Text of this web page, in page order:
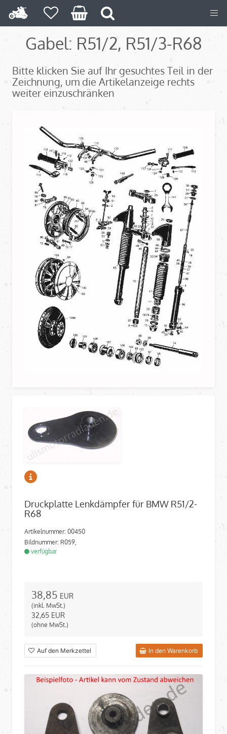
Gabel: R51/2, R51/3-R68
Bitte klicken Sie auf Ihr gesuchtes Teil in der
Zeichnung, um die Artikelanzeige rechts
weiter einzuschränken
Druckplatte Lenkdämpfer für BMW R51/2-
R68
Artikelnummer: 00450
Bildnummer: R059,
verfügbar
38,85 EUR
(inkl. MwSt.)
32,65 EUR
(ohne MwSt.)
Auf den Merkzettel In den Warenkorb